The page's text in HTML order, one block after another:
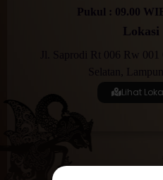
Pukul : 09.00
Lokasi
Jl. Saprodi Rt 006 Rw
Selatan,
Lihat